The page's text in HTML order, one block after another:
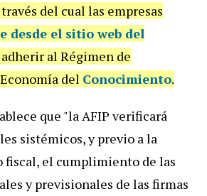
del cual las empresas
desde el sitio web del
adherir al Régimen de
del Conocimiento.
que "la AFIP verificará
sistémicos, y previo a la
fiscal, el cumplimiento de las
y previsionales de las firmas